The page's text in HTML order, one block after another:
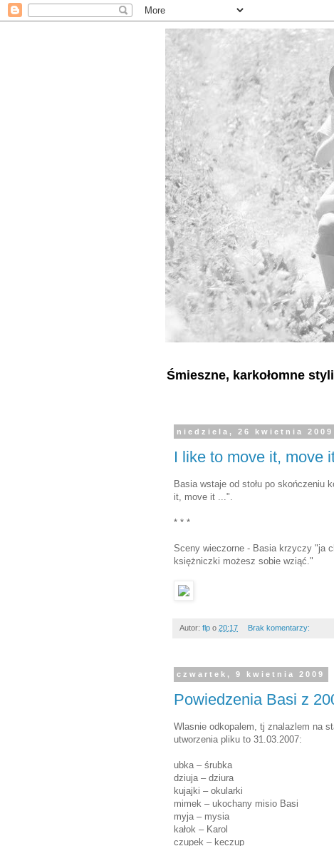
Śmieszne, karkołomne
niedziela, 26 kwietnia 2009
I like to move it, move
Basia wstaje od stołu po skończeniu
it, move it ...".
* * *
Sceny wieczorne - Basia krzyczy "ja
księżniczki możesz sobie wziąć."
Autor: flp o 20:17 Brak komentarzy:
czwartek, 9 kwietnia 2009
Powiedzenia Basi z
Wlasnie odkopalem, tj znalazlem na
utworzenia pliku to 31.03.2007:
ubka – śrubka
dziuja – dziura
kujajki – okularki
mimek – ukochany misio Basi
myja – mysia
kałok – Karol
czupek – keczup